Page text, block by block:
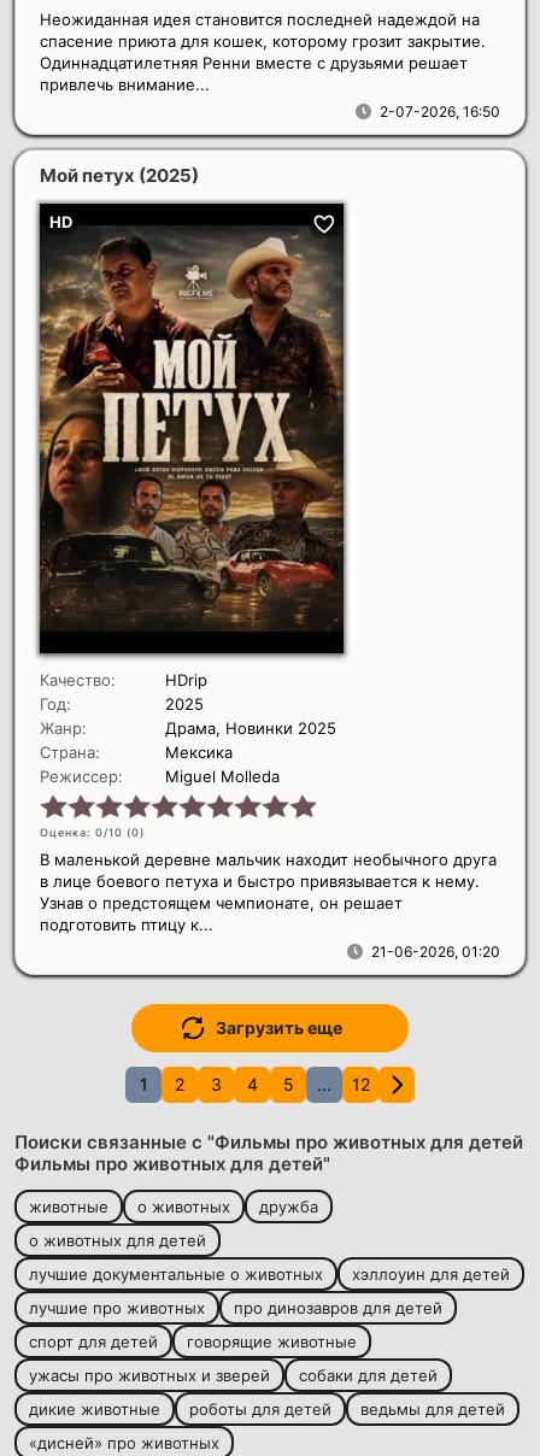
2-07-2026, 16:50
Неожиданная идея становится последней надеждой на
спасение приюта для кошек, которому грозит закрытие.
Одиннадцатилетняя Ренни вместе с друзьями решает
привлечь внимание...
Мой петух (2025)
Качество:
HDrip
Год:
2025
Жанр:
Драма, Новинки 2025
Страна:
Мексика
Режиссер:
Miguel Molleda
Оценка: 0/10 (0)
21-06-2026, 01:20
В маленькой деревне мальчик находит необычного друга
в лице боевого петуха и быстро привязывается к нему.
Узнав о предстоящем чемпионате, он решает
подготовить птицу к...
Загрузить еще
1 2 3 4 5 ... 12
Поиски связанные с "Фильмы про животных для детей
Фильмы про животных для детей"
животные о животных
дружба
о животных для детей
лучшие документальные о животных
хэллоуин для детей
лучшие про животных
про динозавров для детей
спорт для детей
говорящие животные
ужасы про животных и зверей
собаки для детей
дикие животные
роботы для детей
ведьмы для детей
«дисней» про животных